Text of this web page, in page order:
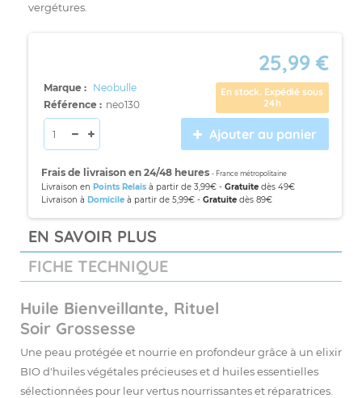
vergétures.
25,99 €
Marque : Neobulle
Référence : neo130
En stock. Expédié sous
24h
Ajouter au panier
Frais de livraison en 24/48 heures - France métropolitaine
Livraison en Points Relaisà partir de 3,99€ - Gratuitedès 49€
Livraison à Domicileà partir de 5,99€ - Gratuitedès 89€
EN SAVOIR PLUS
FICHE TECHNIQUE
Huile Bienveillante, Rituel
Soir Grossesse
Une peau protégée et nourrie en profondeur grâce à un elixir
BIO d'huiles végétales précieuses et d huiles essentielles
sélectionnées pour leur vertus nourrissantes et réparatrices.